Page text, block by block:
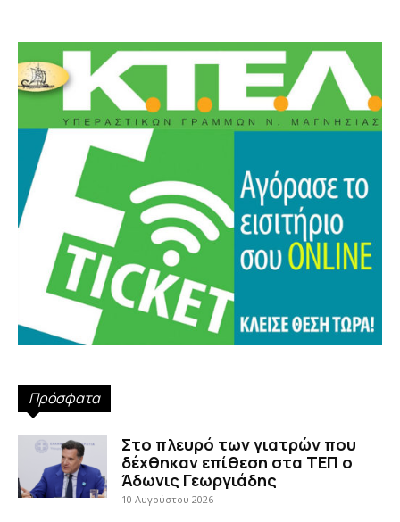
Πρόσφατα
Στο πλευρό των γιατρών που
δέχθηκαν επίθεση στα ΤΕΠ ο
Άδωνις Γεωργιάδης
10 Αυγούστου 2026